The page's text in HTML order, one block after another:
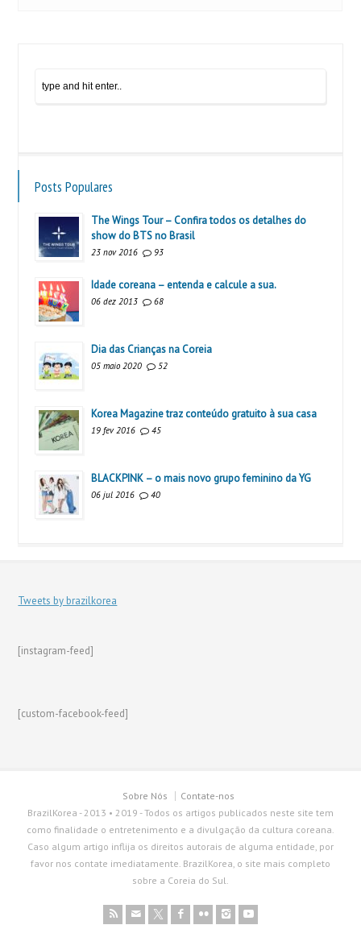
Posts Populares
The Wings Tour – Confira todos os detalhes do
show do BTS no Brasil
23 nov 2016 93
Idade coreana – entenda e calcule a sua.
06 dez 2013 68
Dia das Crianças na Coreia
05 maio 2020 52
Korea Magazine traz conteúdo gratuito à sua casa
19 fev 2016 45
BLACKPINK – o mais novo grupo feminino da YG
06 jul 2016 40
Tweets by brazilkorea
[instagram-feed]
[custom-facebook-feed]
Sobre Nós
Contate-nos
BrazilKorea - 2013 • 2019 - Todos os artigos publicados neste site tem
como finalidade o entretenimento e a divulgação da cultura coreana.
Caso algum artigo inflija os direitos autorais de alguma entidade, por
favor nos contate imediatamente. BrazilKorea, o site mais completo
sobre a Coreia do Sul.